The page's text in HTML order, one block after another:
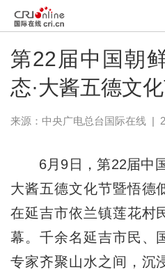
第22届中国朝
态·大酱五德文
来源：中央广电总台国际在线|
6月9日，第22届中国
大酱五德文化节暨悟德
在延吉市依兰镇莲花村
幕。千余名延吉市民、
专家齐聚山水之间，沉